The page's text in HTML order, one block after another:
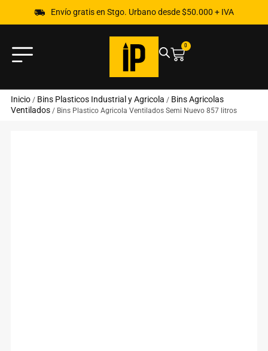
Envío gratis en Stgo. Urbano desde $50.000 + IVA
0
Inicio/ Bins Plasticos Industrial y Agricola / Bins Agricolas
Ventilados/ Bins Plastico Agricola Ventilados Semi Nuevo 857 litros